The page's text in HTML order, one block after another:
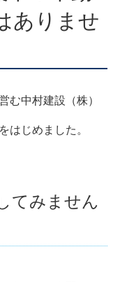
ありませ
む中村建設（株）
はじめました。
てみません